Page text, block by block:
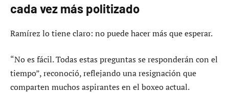
cada vez más politizado
Ramírez lo tiene claro: no puede hacer más que esperar.
“No es fácil. Todas estas preguntas se responderán con el
tiempo”, reconoció, reflejando una resignación que
comparten muchos aspirantes en el boxeo actual.